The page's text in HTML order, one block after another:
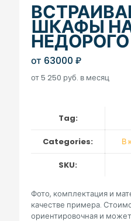
ШКАФЫ
НЕДОРОГО
от 63000 ₽
от 5 250 руб. в месяц
Tag:
Categories: В
SKU:
Фото, комплектация и
качестве примера.
ориентировочная и